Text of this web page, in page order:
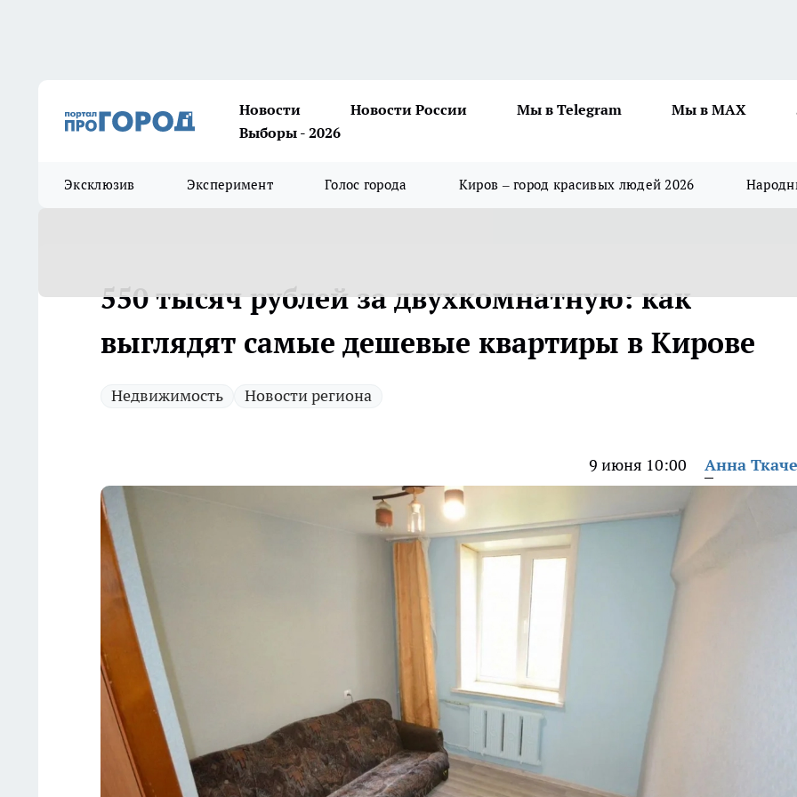
Новости Новости России Мы в Telegram Мы в MAX
Выборы - 2026
Эксклюзив Эксперимент Голос города Киров – город красивых людей 2026
550 тысяч рублей за двухкомнатную: как
выглядят самые дешевые квартиры в Кирове
Недвижимость Новости региона
9 июня 10:00 Анна